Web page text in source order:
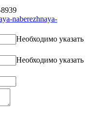
naberezhnaya-
Необходимо указать
Необходимо указать